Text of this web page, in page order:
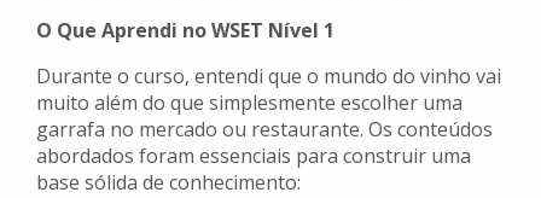
O Que Aprendi no WSET Nível 1
Durante o curso, entendi que o mundo do vinho vai
muito além do que simplesmente escolher uma
garrafa no mercado ou restaurante. Os conteúdos
abordados foram essenciais para construir uma
base sólida de conhecimento: